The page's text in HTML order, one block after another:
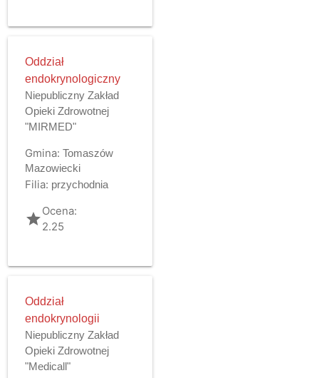
Oddział
endokrynologiczny
Niepubliczny Zakład
Opieki Zdrowotnej
"MIRMED"
Gmina: Tomaszów
Mazowiecki
Filia: przychodnia
gradeOcena:
2.25
Oddział
endokrynologii
Niepubliczny Zakład
Opieki Zdrowotnej
"Medicall"